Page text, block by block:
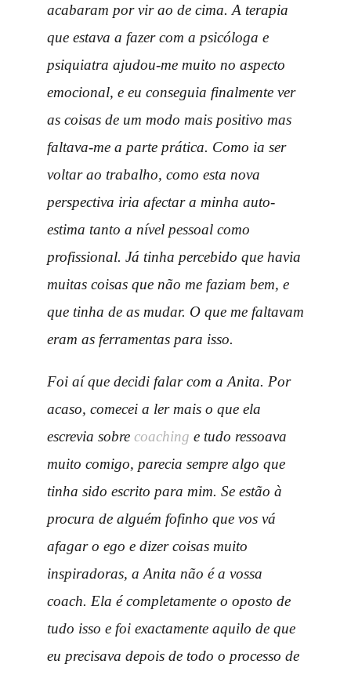
acabaram por vir ao de cima. A terapia
que estava a fazer com a psicóloga e
psiquiatra ajudou-me muito no aspecto
emocional, e eu conseguia finalmente ver
as coisas de um modo mais positivo mas
faltava-me a parte prática. Como ia ser
voltar ao trabalho, como esta nova
perspectiva iria afectar a minha auto-
estima tanto a nível pessoal como
profissional. Já tinha percebido que havia
muitas coisas que não me faziam bem, e
que tinha de as mudar. O que me faltavam
eram as ferramentas para isso.
Foi aí que decidi falar com a Anita. Por
acaso, comecei a ler mais o que ela
escrevia sobre coaching e tudo ressoava
muito comigo, parecia sempre algo que
tinha sido escrito para mim. Se estão à
procura de alguém fofinho que vos vá
afagar o ego e dizer coisas muito
inspiradoras, a Anita não é a vossa
coach. Ela é completamente o oposto de
tudo isso e foi exactamente aquilo de que
eu precisava depois de todo o processo de